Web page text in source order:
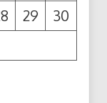
29
30